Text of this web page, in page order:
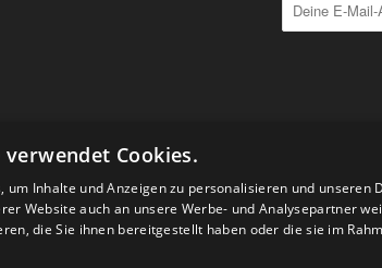
verwendet Cookies.
um Inhalte und Anzeigen zu personalisieren und
Website auch an unsere Werbe- und Analysepartner
die Sie ihnen bereitgestellt haben oder die sie im